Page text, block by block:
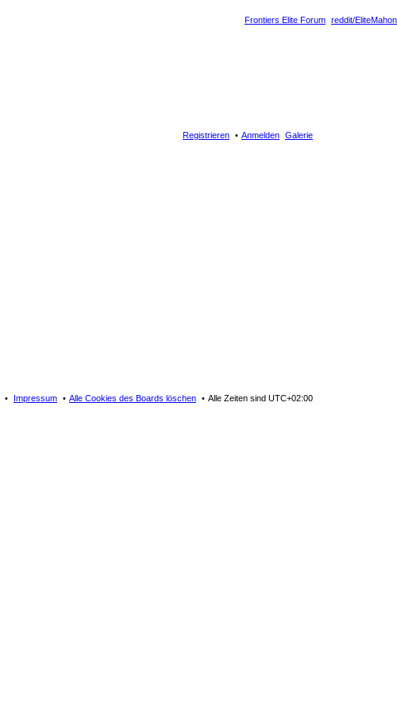
reddit/EliteMahon
Frontiers Elite Forum
Galerie
Anmelden
Registrieren
Alle Zeiten sind UTC+02:00
Alle Cookies des Boards löschen
Impressum